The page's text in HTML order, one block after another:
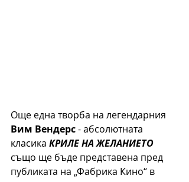
Още една творба на легендарния
Вим Вендерс - абсолютната
класика КРИЛЕ НА ЖЕЛАНИЕТО
също ще бъде представена пред
публиката на „Фабрика Кино“ в